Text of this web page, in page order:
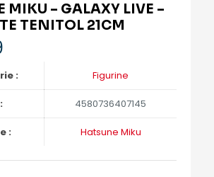
MIKU – GALAXY LIVE –
TENITOL 21CM
: Figurine
4580736407145
: Hatsune Miku